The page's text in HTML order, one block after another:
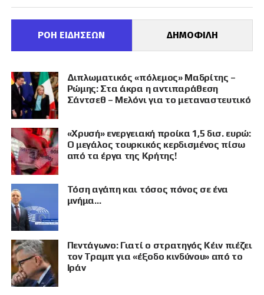
ΡΟΗ ΕΙΔΗΣΕΩΝ ΔΗΜΟΦΙΛΗ
Διπλωματικός «πόλεμος» Μαδρίτης –
Ρώμης: Στα άκρα η αντιπαράθεση
Σάντσεθ – Μελόνι για το μεταναστευτικό
«Χρυσή» ενεργειακή προίκα 1,5 δισ. ευρώ:
Ο μεγάλος τουρκικός κερδισμένος πίσω
από τα έργα της Κρήτης!
Τόση αγάπη και τόσος πόνος σε ένα
μνήμα…
Πεντάγωνο: Γιατί ο στρατηγός Κέιν πιέζει
τον Τραμπ για «έξοδο κινδύνου» από το
Ιράν